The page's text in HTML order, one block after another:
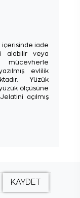
içerisinde iade
alabilir veya
evlilik
Yüzük
ölçüsüne
açılmış